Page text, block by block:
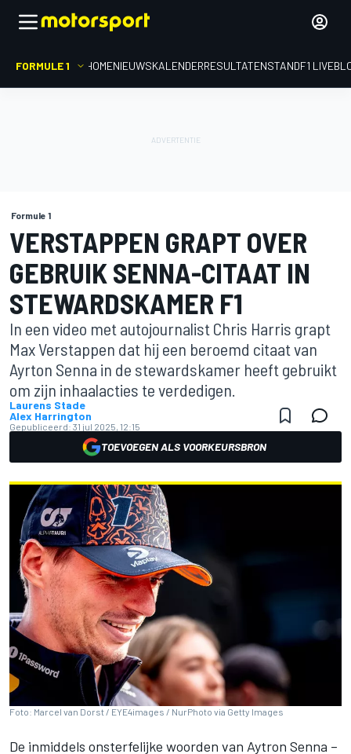
FORMULE 1 HOMENIEUWSKALENDERRESULTATENSTANDF1
Formule 1
VERSTAPPEN GRAPT OVER
GEBRUIK SENNA-CITAAT IN
STEWARDSKAMER F1
In een video met autojournalist Chris Harris grapt
Max Verstappen dat hij een beroemd citaat van
Ayrton Senna in de stewardskamer heeft gebruikt
om zijn inhaalacties te verdedigen.
Laurens Stade
Alex Harrington
Gepubliceerd: 31 jul 2025, 12:15
TOEVOEGEN ALS VOORKEURSBRON
Foto: Marcel van Dorst / EYE4images / NurPhoto via Getty Images
De inmiddels onsterfelijke woorden van Aytron Senna –